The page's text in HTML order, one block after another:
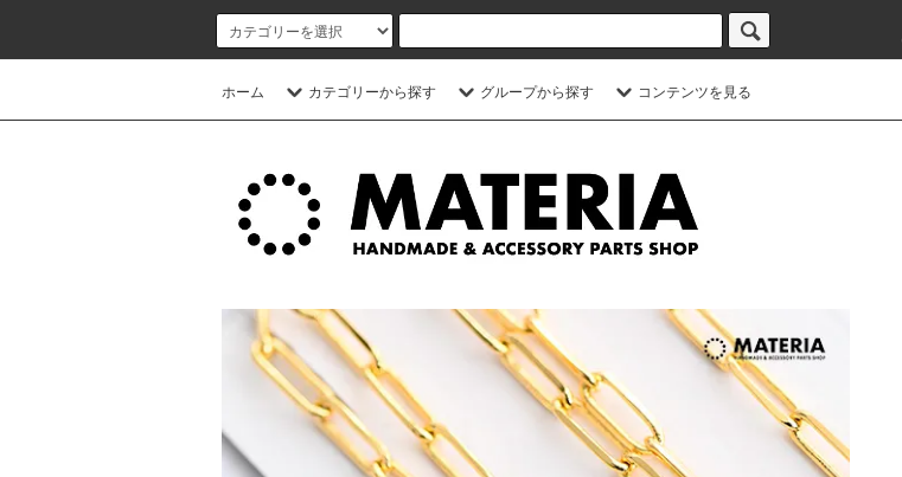
ホーム カテゴリーから探す グループから探す コンテンツを見る